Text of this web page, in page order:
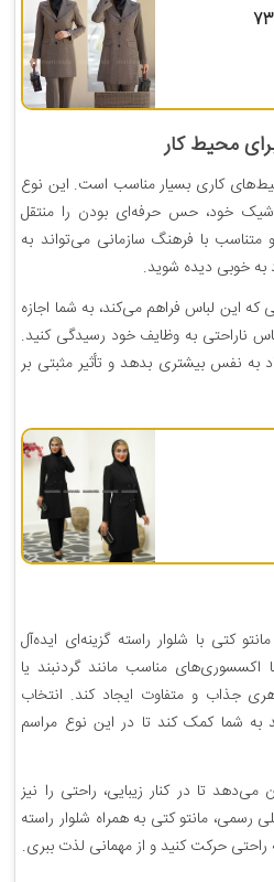
محیط کار
کاری بسیار مناسب است. این نوع
خود، حس حرفه‌ای بودن را منتقل
با فرهنگ سازمانی می‌تواند به
به خوبی دیده شوید.
که این لباس فراهم می‌کند، به شما اجازه
ناراحتی به وظایف خود رسیدگی کنید.
به نفس بیشتری بدهد و تأثیر مثبتی بر
کتی با شلوار راسته گزینه‌ای ایده‌آل
مناسب مانند گردنبند یا
جذاب و متفاوت ایجاد کند. انتخاب
به شما کمک کند تا در این نوع مراسم
تا در کنار زیبایی، راحتی را نیز
رسمی، مانتو کتی به همراه شلوار راسته
حرکت کنید و از مهمانی لذت ببری.